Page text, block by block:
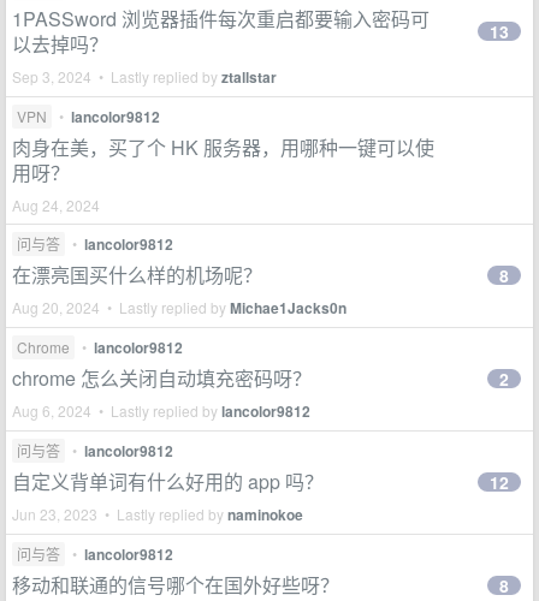
1PASSword 浏览器插件每次重启都要输入密码可
以去掉吗？
Sep 3, 2024 • Lastly replied byztallstar
13
VPN • lancolor9812
肉身在美，买了个 HK 服务器，用哪种一键可以使
用呀？
Aug 24, 2024
问与答
• lancolor9812
在漂亮国买什么样的机场呢？
Aug 20, 2024 • Lastly replied byMichae1Jacks0n
8
Chrome • lancolor9812
chrome 怎么关闭自动填充密码呀？
Aug 6, 2024 • Lastly replied bylancolor9812
2
问与答 • lancolor9812
自定义背单词有什么好用的 app 吗？
Jun 23, 2023 • Lastly replied bynaminokoe
12
问与答 • lancolor9812
移动和联通的信号哪个在国外好些呀？ 8